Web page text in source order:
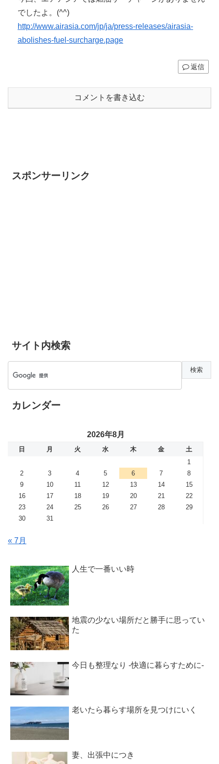
でしたよ。(^^)
http://www.airasia.com/jp/ja/press-releases/airasia-
abolishes-fuel-surcharge.page
返信
コメントを書き込む
スポンサーリンク
サイト内検索
カレンダー
2026年8月
日 月 火 水 木 金
土
1
2
3 4 5 6 7
8
9
10 11 12 13 14
15
16
17 18 19 20 21
22
23
24 25 26 27 28
29
30
31
« 7月
人生で一番いい時
地震の少ない場所だと勝手に思ってい
た
今日も整理なり -快適に暮らすために-
老いたら暮らす場所を見つけにいく
妻、出張中につき